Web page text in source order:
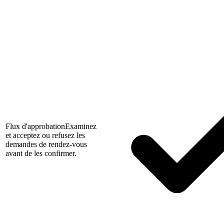
Flux d'approbationExaminez
et acceptez ou refusez les
demandes de rendez-vous
avant de les confirmer.